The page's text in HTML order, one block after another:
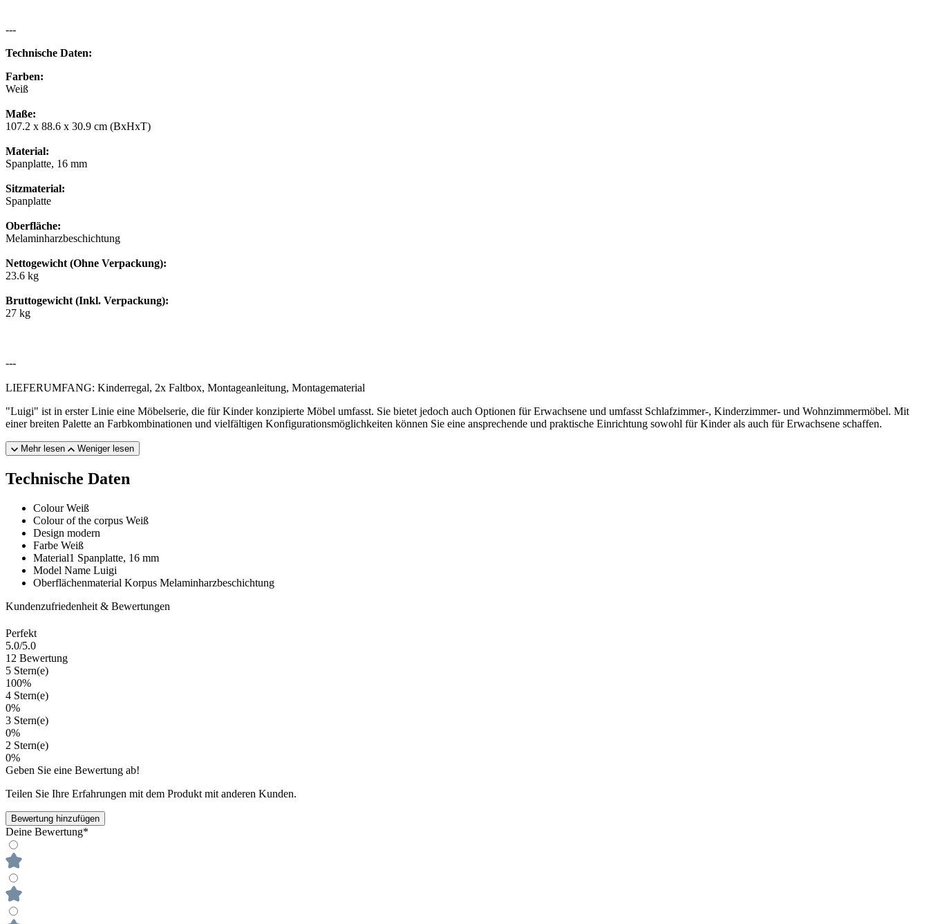
---
Technische Daten:
Farben:
Weiß
Maße:
107.2 x 88.6 x 30.9 cm (BxHxT)
Material:
Spanplatte, 16 mm
Sitzmaterial:
Spanplatte
Oberfläche:
Melaminharzbeschichtung
Nettogewicht (Ohne Verpackung):
23.6 kg
Bruttogewicht (Inkl. Verpackung):
27 kg
---
LIEFERUMFANG: Kinderregal, 2x Faltbox, Montageanleitung, Montagematerial
"Luigi" ist in erster Linie eine Möbelserie, die für Kinder konzipierte Möbel umfasst. Sie bietet jedoch auch Optionen für Erwachsene und umfasst Schlafzimmer-, Kinderzimmer- und Wohnzimmermöbel. Mit
einer breiten Palette an Farbkombinationen und vielfältigen Konfigurationsmöglichkeiten können Sie eine ansprechende und praktische Einrichtung sowohl für Kinder als auch für Erwachsene schaffen.
Mehr lesen Weniger lesen
Technische Daten
Colour Weiß
Colour of the corpus Weiß
Design modern
Farbe Weiß
Material1 Spanplatte, 16 mm
Model Name Luigi
Oberflächenmaterial Korpus Melaminharzbeschichtung
Kundenzufriedenheit & Bewertungen
Perfekt
5.0/5.0
12 Bewertung
5 Stern(e)
100%
4 Stern(e)
0%
3 Stern(e)
0%
2 Stern(e)
0%
Geben Sie eine Bewertung ab!
Teilen Sie Ihre Erfahrungen mit dem Produkt mit anderen Kunden.
Bewertung hinzufügen
Deine Bewertung*